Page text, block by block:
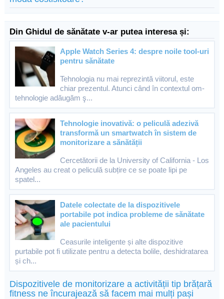
Din Ghidul de sănătate v-ar putea interesa și:
Apple Watch Series 4: despre noile tool-uri
pentru sănătate
Tehnologia nu mai reprezintă viitorul, este
chiar prezentul. Atunci când în contextul om-
tehnologie adăugăm ş...
Tehnologie inovativă: o peliculă adezivă
transformă un smartwatch în sistem de
monitorizare a sănătății
Cercetătorii de la University of California - Los
Angeles au creat o peliculă subțire ce se poate lipi pe
spatel...
Datele colectate de la dispozitivele
portabile pot indica probleme de sănătate
ale pacientului
Ceasurile inteligente și alte dispozitive
purtabile pot fi utilizate pentru a detecta bolile, deshidratarea
și ch...
Dispozitivele de monitorizare a activității tip brățară
fitness ne încurajează să facem mai mulți pași